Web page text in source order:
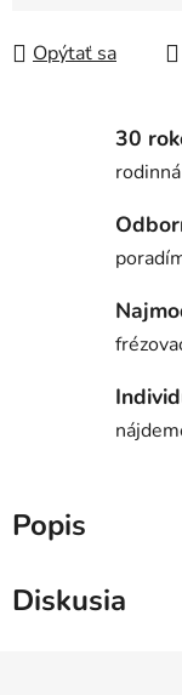
Opýtať sa
30
Popis
Diskusia